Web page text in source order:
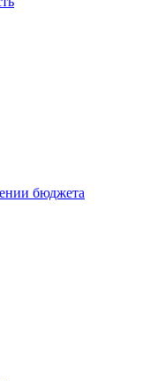
бюджета